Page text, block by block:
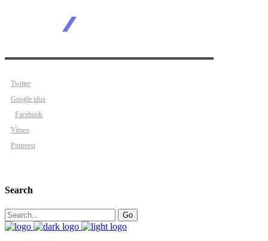
Twitter
Google plus
Facebook
Vimeo
Pinterest
Search
Search
for:
Go